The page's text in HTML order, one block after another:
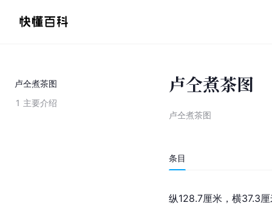
卢仝煮茶图
1 主要介绍
卢仝煮茶图
卢仝煮茶图
条目
纵128.7厘米，横37.3